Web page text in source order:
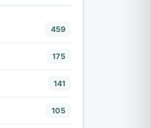
459
175
141
105